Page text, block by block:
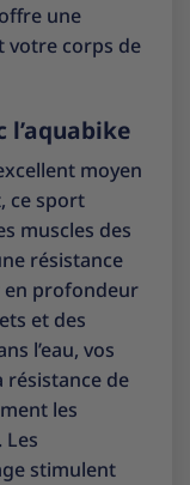
une
votre corps de
l’aquabike
moyen
ce sport
muscles des
résistance
en profondeur
et des
l’eau, vos
résistance de
les
stimulent